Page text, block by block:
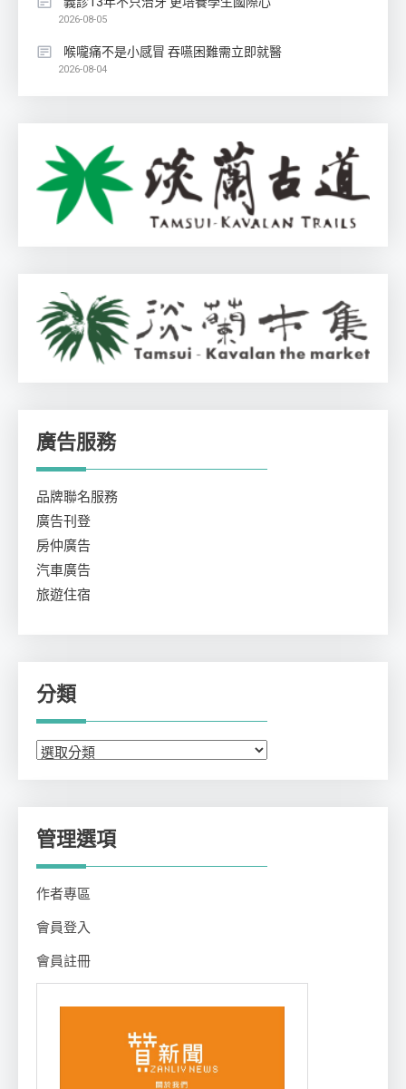
2026-08-05
喉嚨痛不是小感冒 吞嚥困難需立即就醫
2026-08-04
廣告服務
品牌聯名服務
廣告刊登
房仲廣告
汽車廣告
旅遊住宿
分類
分
管理選項
作者專區
會員登入
會員註冊